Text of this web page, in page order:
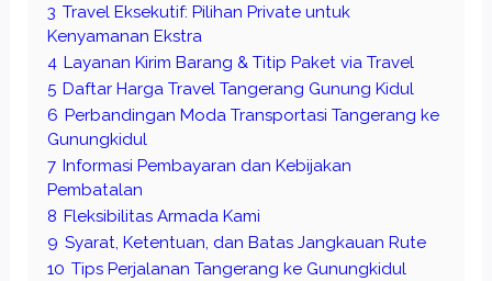
3 Travel Eksekutif: Pilihan Private untuk
Kenyamanan Ekstra
4 Layanan Kirim Barang & Titip Paket via Travel
5 Daftar Harga Travel Tangerang Gunung Kidul
6 Perbandingan Moda Transportasi Tangerang ke
Gunungkidul
7 Informasi Pembayaran dan Kebijakan
Pembatalan
8 Fleksibilitas Armada Kami
9 Syarat, Ketentuan, dan Batas Jangkauan Rute
10 Tips Perjalanan Tangerang ke Gunungkidul